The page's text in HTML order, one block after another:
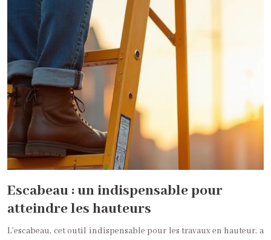
Escabeau : un indispensable pour
atteindre les hauteurs
L’escabeau, cet outil indispensable pour les travaux en hauteur, a